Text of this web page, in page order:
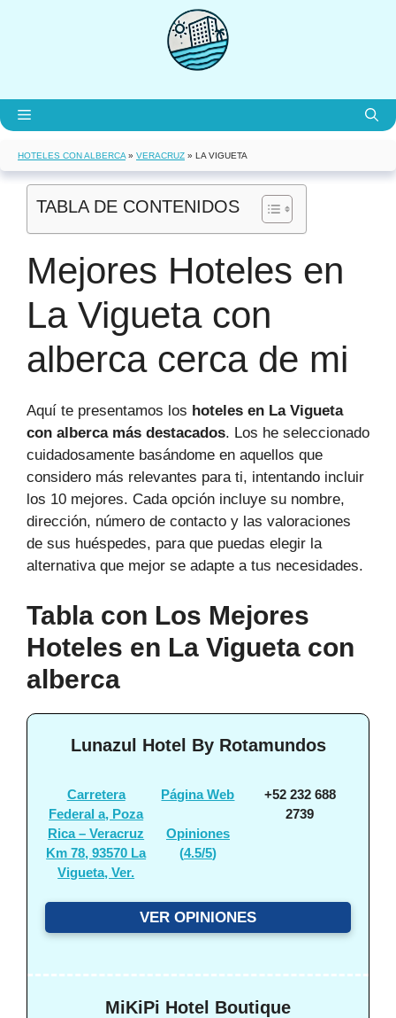
Menú
HOTELES CON ALBERCA » VERACRUZ » LA VIGUETA
TABLA DE CONTENIDOS
Mejores Hoteles en
La Vigueta con
alberca cerca de mi
Aquí te presentamos los hoteles en La Vigueta
con alberca más destacados. Los he seleccionado
cuidadosamente basándome en aquellos que
considero más relevantes para ti, intentando incluir
los 10 mejores. Cada opción incluye su nombre,
dirección, número de contacto y las valoraciones
de sus huéspedes, para que puedas elegir la
alternativa que mejor se adapte a tus necesidades.
Tabla con Los Mejores
Hoteles en La Vigueta con
alberca
Lunazul Hotel By Rotamundos
Carretera
Federal a, Poza
Rica – Veracruz
Km 78, 93570 La
Vigueta, Ver.
Página Web
Opiniones
(4.5/5)
+52 232 688
2739
VER OPINIONES
MiKiPi Hotel Boutique